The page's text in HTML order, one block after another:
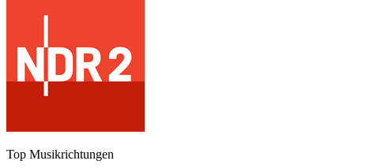
Top Musikrichtungen